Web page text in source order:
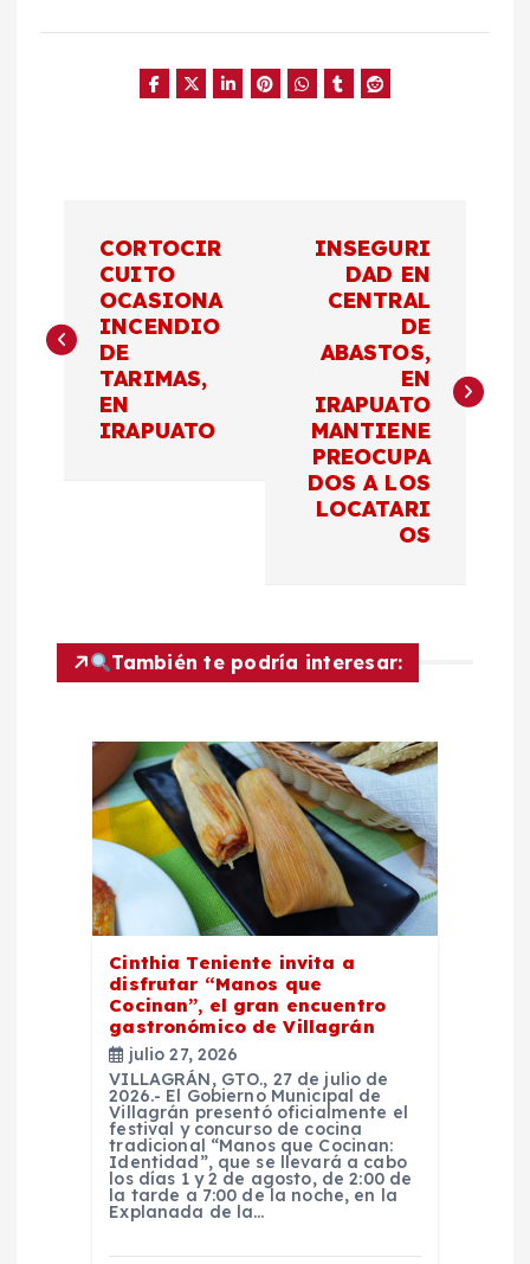
v
ó
CORTOCIR
CUITO
OCASIONA
INCENDIO
DE
TARIMAS,
EN
IRAPUATO
INSEGURI
DAD EN
CENTRAL
DE
ABASTOS,
EN
IRAPUATO
MANTIENE
PREOCUPA
DOS A LOS
LOCATARI
OS
También te podría interesar:
Cinthia Teniente invita a
disfrutar “Manos que
Cocinan”, el gran encuentro
gastronómico de Villagrán
julio 27, 2026
VILLAGRÁN, GTO., 27 de julio de
2026.- El Gobierno Municipal de
Villagrán presentó oficialmente el
festival y concurso de cocina
tradicional “Manos que Cocinan:
Identidad”, que se llevará a cabo
los días 1 y 2 de agosto, de 2:00 de
la tarde a 7:00 de la noche, en la
Explanada de la…